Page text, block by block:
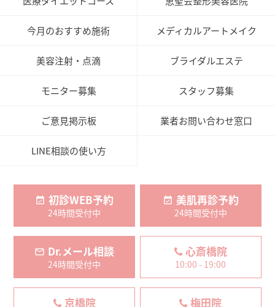
今月のおすすめ施術 メディカルアートメイク
美容注射・点滴 ブライダルエステ
モニター募集 スタッフ募集
ご意見掲示板 業者お問い合わせ窓口
LINE相談の使い方
初診WEB予約
24時間受付中
美肌再診予約
24時間受付中
Dr.メール相談
24時間受付中
心斎橋院
10:00 - 19:00
京橋院 梅田院